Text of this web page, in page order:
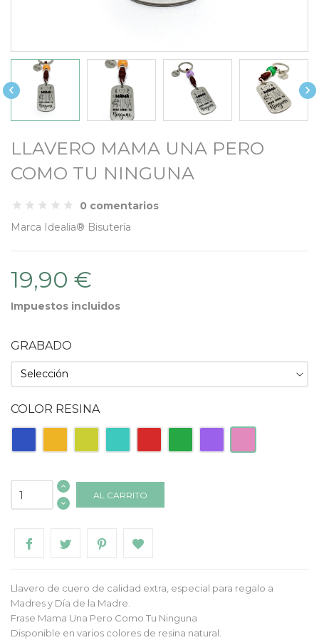
 
LLAVERO MAMA UNA PERO
COMO TU NINGUNA
0 comentarios
Marca Idealia® Bisutería
19,90 €
Impuestos incluidos
GRABADO
COLOR RESINA
Naranja PistachoTurquesaRoja Verde Morado
AL CARRITO
Llavero de cuero de calidad extra, especial para regalo a
Madres y Día de la Madre.
Frase Mama Una Pero Como Tu Ninguna
Disponible en varios colores de resina natural.